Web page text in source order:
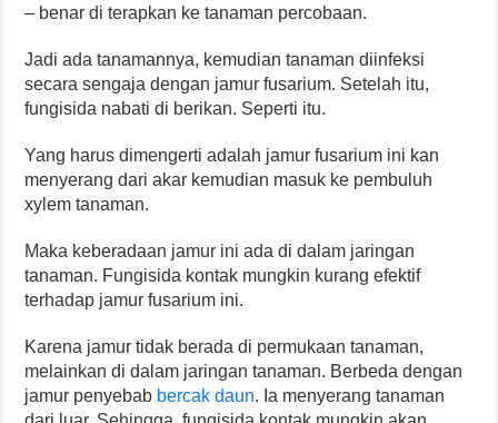
– benar di terapkan ke tanaman percobaan.
Jadi ada tanamannya, kemudian tanaman diinfeksi
secara sengaja dengan jamur fusarium. Setelah itu,
fungisida nabati di berikan. Seperti itu.
Yang harus dimengerti adalah jamur fusarium ini kan
menyerang dari akar kemudian masuk ke pembuluh
xylem tanaman.
Maka keberadaan jamur ini ada di dalam jaringan
tanaman. Fungisida kontak mungkin kurang efektif
terhadap jamur fusarium ini.
Karena jamur tidak berada di permukaan tanaman,
melainkan di dalam jaringan tanaman. Berbeda dengan
jamur penyebab bercak daun. Ia menyerang tanaman